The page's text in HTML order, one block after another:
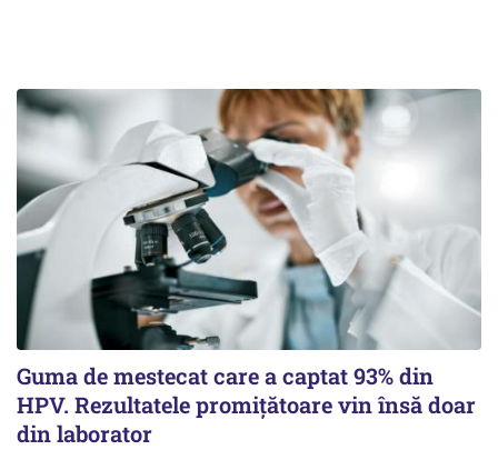
Guma de mestecat care a captat 93% din
HPV. Rezultatele promițătoare vin însă doar
din laborator